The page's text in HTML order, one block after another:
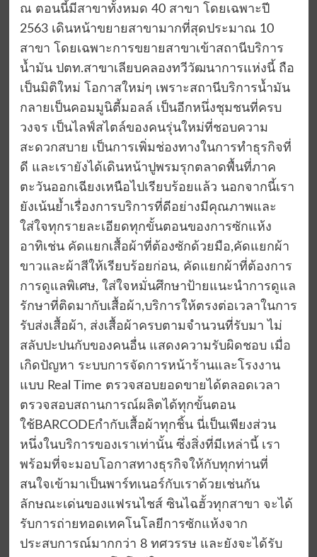
ณ ตอนนี้มีสาขาทั้งหมด 40 สาขา โดยเฉพาะปี
2563 เดินหน้าขยายสาขามากที่สุดประมาณ 10
สาขา โดยเฉพาะการขยายสาขาเข้าสถานีบริการ
น้ำมัน ปตท.สาขาเลียบคลองทวีวัฒนาการแห่งนี้ ถือ
เป็นมิติใหม่ โอกาสใหม่ๆ เพราะสถานีบริการน้ำมัน
กลายเป็นคอมมูนิตี้มอลล์ เป็นอีกหนึ่งชุมชนที่ครบ
วงจร เป็นไลฟ์สไตล์ของคนรุ่นใหม่ที่ชอบความ
สะดวกสบาย เป็นการเพิ่มช่องทางในการทำธุรกิจที่
ดี และเรายังได้เดินหน้าปูพรมรุกตลาดพื้นที่ภาค
ตะวันออกเฉียงเหนือไปเรียบร้อยแล้ว นอกจากนี้เรา
ยังเน้นย้ำเรื่องการบริการที่ดีอย่างมีคุณภาพและ
ใส่ใจทุกรายละเอียดทุกขั้นตอนของการซักแห้ง
อาทิเช่น คัดแยกเสื้อผ้าที่ต้องซักด้วยมือ,คัดแยกผ้า
ขาวและผ้าสีให้เรียบร้อยก่อน, คัดแยกผ้าที่ต้องการ
การดูแลพิเศษ, ใส่ใจหมั่นศึกษาป้ายแนะนำการดูแล
รักษาที่ติดมากับเสื้อผ้า,บริการให้ตรงต่อเวลาในการ
รับส่งเสื้อผ้า, ส่งเสื้อผ้าครบตามจำนวนที่รับมา ไม่
สลับปะปนกับของคนอื่น แสดงความรับผิดชอบ เมื่อ
เกิดปัญหา ระบบการจัดการหน้าร้านและโรงงาน
แบบ Real Time ตรวจสอบยอดขายได้ตลอดเวลา
ตรวจสอบสถานการณ์ผลิตได้ทุกขั้นตอน
ใช้BARCODEกำกับเสื้อผ้าทุกชิ้น นี่เป็นเพียงส่วน
หนึ่งในบริการของเราเท่านั้น ซึ่งสิ่งที่มีเหล่านี้ เรา
พร้อมที่จะมอบโอกาสทางธุรกิจให้กับทุกท่านที่
สนใจเข้ามาเป็นพาร์ทเนอร์กับเราด้วยเช่นกัน
ลักษณะเด่นของแฟรนไชส์ ซินไฉฮั้วทุกสาขา จะได้
รับการถ่ายทอดเทคโนโลยีการซักแห้งจาก
ประสบการณ์มากกว่า 8 ทศวรรษ และยังจะได้รับ